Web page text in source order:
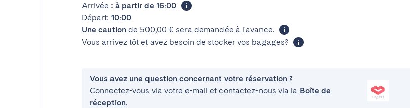
Arrivée : à partir de 16:00
Départ: 10:00
Une caution de 500,00 € sera demandée à l'avance.
Vous arrivez tôt et avez besoin de stocker vos bagages?
Vous avez une question concernant votre réservation ?
Connectez-vous via votre e-mail et contactez-nous via la Boîte de
réception.